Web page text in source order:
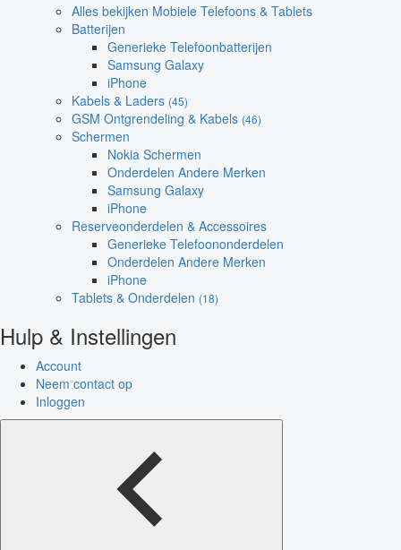
Alles bekijken Mobiele Telefoons & Tablets
Batterijen
Generieke Telefoonbatterijen
Samsung Galaxy
iPhone
Kabels & Laders (45)
GSM Ontgrendeling & Kabels (46)
Schermen
Nokia Schermen
Onderdelen Andere Merken
Samsung Galaxy
iPhone
Reserveonderdelen & Accessoires
Generieke Telefoononderdelen
Onderdelen Andere Merken
iPhone
Tablets & Onderdelen (18)
Hulp & Instellingen
Account
Neem contact op
Inloggen